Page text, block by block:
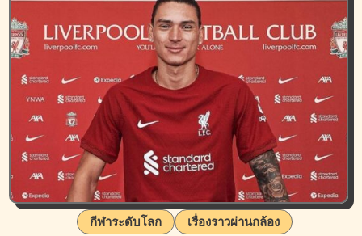
กีฬาระดับโลก เรื่องราวผ่านกล้อง